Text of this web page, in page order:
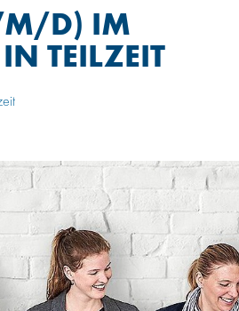
M/D) IM
TEILZEIT